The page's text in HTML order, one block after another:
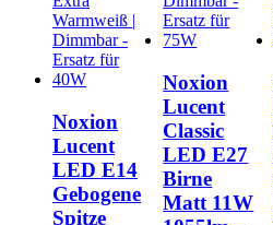
Noxion
Lucent
LED E14
Gebogene
Spitze
Noxion
Lucent
Classic
LED E27
Birne
Matt 11W